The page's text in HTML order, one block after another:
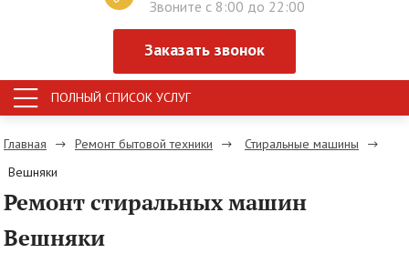
Звоните с 8:00 до 22:00
Заказать звонок
ПОЛНЫЙ СПИСОК УСЛУГ
Главная Ремонт бытовой техники Стиральные машины
Вешняки
Ремонт стиральных машин
Вешняки